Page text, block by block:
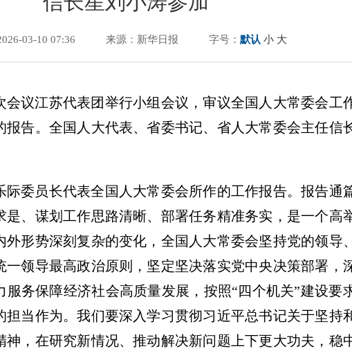
03-10 07:36 来源：新华日报 字号： 默认 小 大
会议江苏代表团举行小组会议，审议全国人大常委会工
告。全国人大代表、省委书记、省人大常委会主任信
委员长代表全国人大常委会所作的工作报告。报告通
是、谋划工作思路清晰、部署任务精准务实，是一个高
形势深刻复杂的变化，全国人大常委会坚持党的领导
领导最高政治原则，坚定坚决落实党中央决策部署，
务保障经济社会高质量发展，按照“四个机关”建设要
当作为。我们要深入学习贯彻习近平总书记关于坚持
，在研究新情况、推动解决新问题上下更大功夫，稳